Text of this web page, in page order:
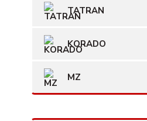
TATRAN
KORADO
MZ